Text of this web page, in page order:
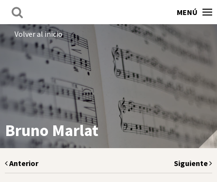
MENÚ
Volver al inicio
Bruno Marlat
Anterior Siguiente